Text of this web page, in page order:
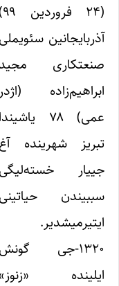
(۲۴ فروردین ۹۹)
آذربایجانین سئویملی
صنعتکاری مجید
ابراهیم‌زاده (اژدر
عمی) ۷۸ یاشیندا
تبریز شهرینده آغ
جییار خسته‌لیگی
سببیندن حیاتینی
ایتیرمیشدیر.
۱۳۲۰-جی گونش
ایلینده «زنوز»